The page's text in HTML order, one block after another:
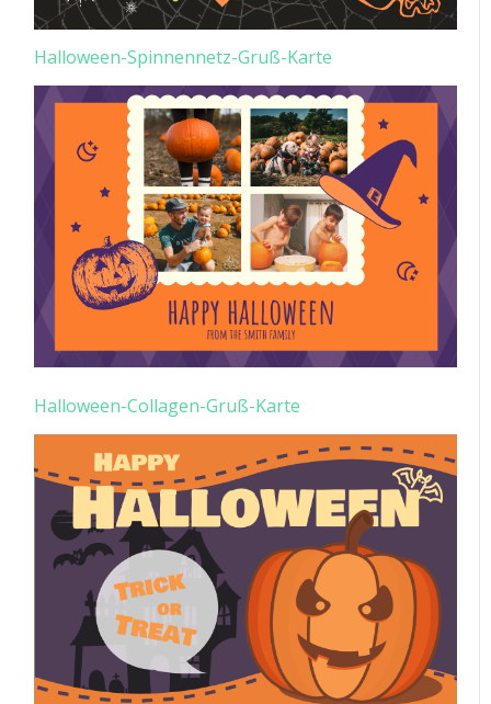
Halloween-Spinnennetz-Gruß-Karte
Halloween-Collagen-Gruß-Karte